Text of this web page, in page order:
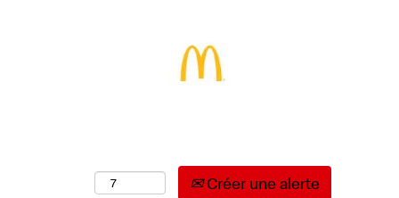
Créer une alerte